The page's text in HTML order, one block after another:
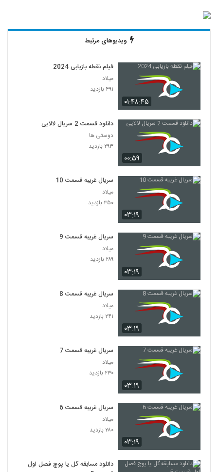
ویدیوهای مرتبط
۰۱:۴۸:۴۵
فیلم نقطه بازیابی 2024
میلاد
۴۹۱ بازدید
۰۰:۵۹
دانلود قسمت 2 سریال لالایی
دوستی ها
۲۹۳ بازدید
۰۳:۱۹
سریال غریبه قسمت 10
میلاد
۳۵۰ بازدید
۰۳:۱۹
سریال غریبه قسمت 9
میلاد
۲۸۹ بازدید
۰۳:۱۹
سریال غریبه قسمت 8
میلاد
۲۴۱ بازدید
۰۳:۱۹
سریال غریبه قسمت 7
میلاد
۲۳۰ بازدید
۰۳:۱۹
سریال غریبه قسمت 6
میلاد
۲۸۰ بازدید
دانلود مسابقه گل یا پوچ فصل اول